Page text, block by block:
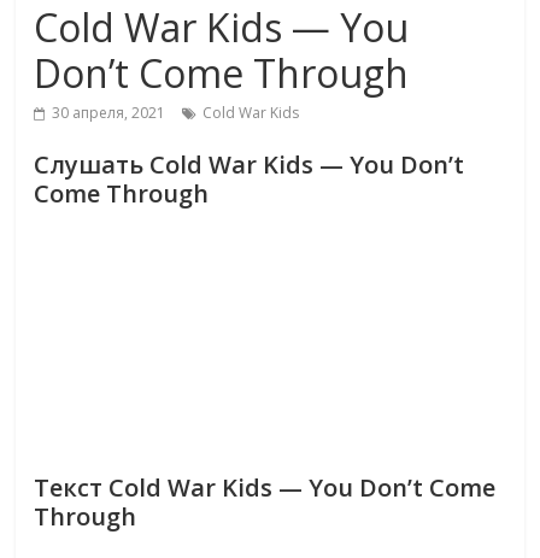
Cold War Kids — You
Don’t Come Through
30 апреля, 2021 Cold War Kids
Слушать Cold War Kids — You Don’t
Come Through
Текст Cold War Kids — You Don’t Come
Through